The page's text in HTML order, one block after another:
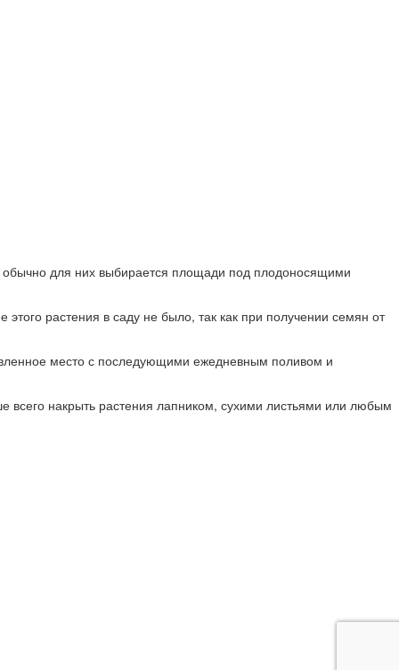
обычно для них выбирается площади под плодоносящими
растения в саду не было, так как при получении семян от
место с последующими ежедневным поливом и
всего накрыть растения лапником, сухими листьями или любым